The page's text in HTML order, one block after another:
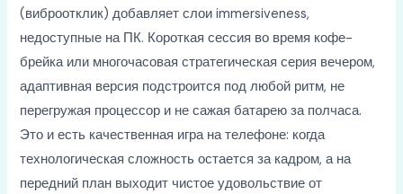
(виброотклик) добавляет слои immersiveness,
недоступные на ПК. Короткая сессия во время кофе-
брейка или многочасовая стратегическая серия вечером,
адаптивная версия подстроится под любой ритм, не
перегружая процессор и не сажая батарею за полчаса.
Это и есть качественная игра на телефоне: когда
технологическая сложность остается за кадром, а на
передний план выходит чистое удовольствие от